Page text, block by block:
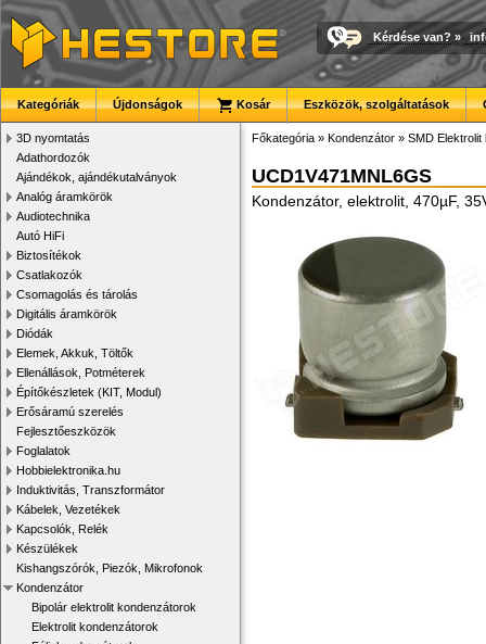
Kérdése van? »
Kategóriák Újdonságok Kosár Eszközök, szolgáltatások
3D nyomtatás
Adathordozók
Ajándékok, ajándékutalványok
Analóg áramkörök
Audiotechnika
Autó HiFi
Biztosítékok
Csatlakozók
Csomagolás és tárolás
Digitális áramkörök
Diódák
Elemek, Akkuk, Töltők
Ellenállások, Potméterek
Építőkészletek (KIT, Modul)
Erősáramú szerelés
Fejlesztőeszközök
Foglalatok
Hobbielektronika.hu
Induktivitás, Transzformátor
Kábelek, Vezetékek
Kapcsolók, Relék
Készülékek
Kishangszórók, Piezók, Mikrofonok
Kondenzátor
Bipolár elektrolit kondenzátorok
Elektrolit kondenzátorok
Főkategória » Kondenzátor » SMD
UCD1V471MNL6GS
Kondenzátor, elektrolit, 470µF,